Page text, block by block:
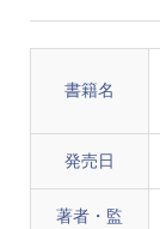
書籍名
発売日
著者・監